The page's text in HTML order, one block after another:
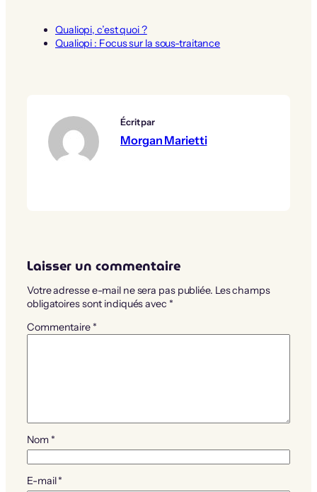
Qualiopi, c’est quoi ?
Qualiopi : Focus sur la sous-traitance
Écrit par
Morgan Marietti
Laisser un commentaire
Votre adresse e-mail ne sera pas publiée. Les champs
obligatoires sont indiqués avec *
Commentaire *
Nom *
E-mail*